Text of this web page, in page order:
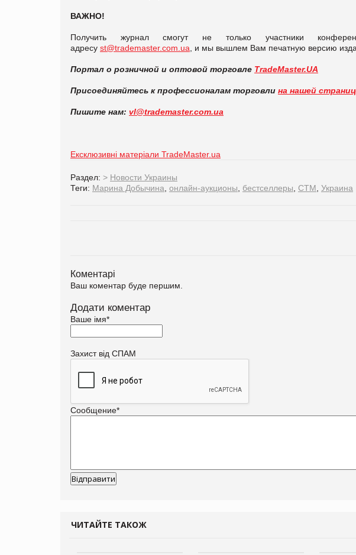
ВАЖНО!
Получить журнал смогут не только участники
адресу st@trademaster.com.ua , и мы вышлем Вам печатную версию
Портал о розничной и оптовой торговле TradeMaster.UA
Присоединяйтесь к профессионалам торговли на нашей
Пишите нам: vl@trademaster.com.ua
Ексклюзивні матеріали TradeMaster.ua
Раздел: > Новости Украины
Теги: Марина Добычина онлайн-аукционы бестселлеры СТМ Украина
Коментарі
Ваш коментар буде першим.
Додати коментар
Ваше імя*
Захист від СПАМ
Сообщение*
ЧИТАЙТЕ ТАКОЖ